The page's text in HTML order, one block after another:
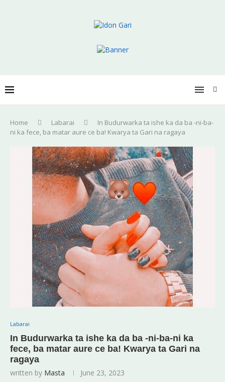
Home Labarai
In Budurwarka ta ishe ka da ba -ni-ba-
ni ka fece, ba matar aure ce ba! Kwarya ta Gari na ragaya
Labarai
In Budurwarka ta ishe ka da ba -ni-ba-ni ka
fece, ba matar aure ce ba! Kwarya ta Gari na
ragaya
written by Masta June 23, 2023